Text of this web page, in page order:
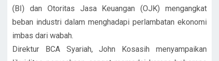
(BI) dan Otoritas Jasa Keuangan (OJK) mengangkat
beban industri dalam menghadapi perlambatan ekonomi
imbas dari wabah.
Direktur BCA Syariah, John Kosasih menyampaikan